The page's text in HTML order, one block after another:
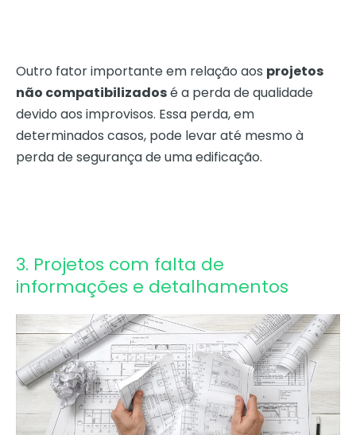
Outro fator importante em relação aos projetos
não compatibilizadosé a perda de qualidade
devido aos improvisos. Essa perda, em
determinados casos, pode levar até mesmo à
perda de segurança de uma edificação.
3. Projetos com falta de
informações e detalhamentos